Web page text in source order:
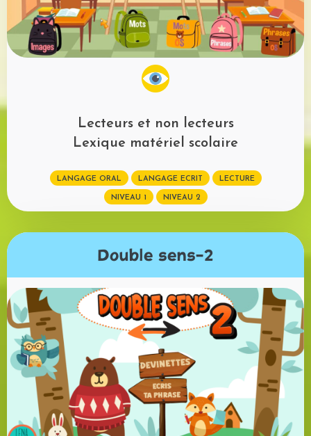
Lecteurs et non lecteurs
Lexique matériel scolaire
LANGAGE ORAL LANGAGE ECRIT LECTURE
NIVEAU 1 NIVEAU 2
Double sens-2